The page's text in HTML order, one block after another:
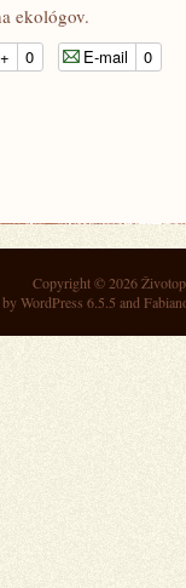
ekológov.
0 E-mail 0
Copyright © 2026
byWordPress 6.5.5 and